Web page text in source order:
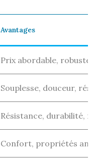
Avantages
Prix abordable,
Souplesse, douceur,
Résistance, durabilité,
Confort, propriétés